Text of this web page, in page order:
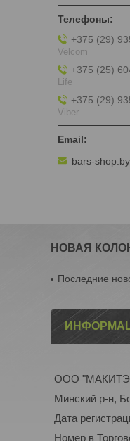
+375 (29)
Velcom
+375 (25)
Life
+375 (29)
Viber
bars-
НОВАЯ
Последние
ООО
Минский р-н,
Дата
Номер в